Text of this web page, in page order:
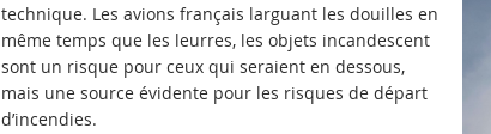
technique. Les avions français larguant les douilles en
même temps que les leurres, les objets incandescent
sont un risque pour ceux qui seraient en dessous,
mais une source évidente pour les risques de départ
d’incendies.